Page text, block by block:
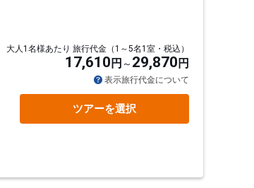
大人1名様あたり 旅行代金（1～5名1室・税込）
17,610 円 29,870 円
表示旅行代金について
ツアーを選択